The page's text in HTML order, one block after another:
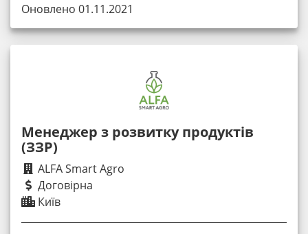
Оновлено 01.11.2021
Менеджер з розвитку продуктів
(ЗЗР)
ALFA Smart Agro
Договірна
Київ